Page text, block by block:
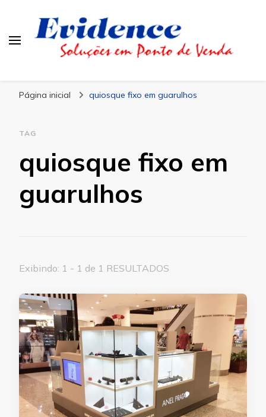
Página inicial quiosque fixo em guarulhos
TAG
quiosque fixo em
guarulhos
Exibindo: 1 - 1 de 1 RESULTADOS